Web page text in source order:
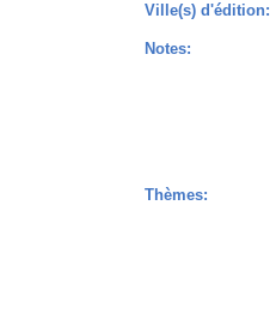
Ville(s) d'édition:
Notes:
Thèmes: